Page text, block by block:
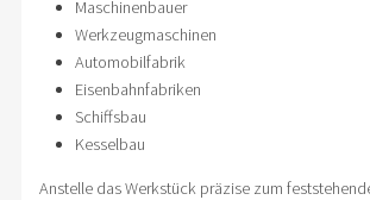
Maschinenbauer
Werkzeugmaschinen
Automobilfabrik
Eisenbahnfabriken
Schiffsbau
Kesselbau
Anstelle das Werkstück präzise zum